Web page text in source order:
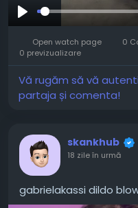
Joaca
Open watch page 0
0 previzualizare
Vă rugăm să vă
partaja și comenta!
skankhub
18 zile în urmă
gabrielakassi dildo